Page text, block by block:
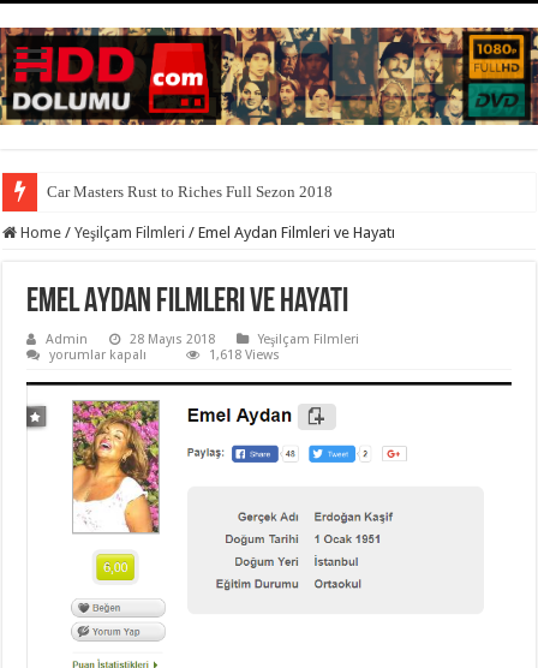
Car Masters Rust to Riches Full Sezon 2018
Home / Yeşilçam Filmleri / Emel Aydan Filmleri ve Hayatı
Emel Aydan Filmleri ve Hayatı
Admin 28 Mayıs 2018
Yeşilçam Filmleri
Emel
Filmleri
Hayatı
yorumlar kapalı 1,618 Views